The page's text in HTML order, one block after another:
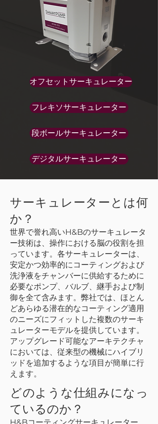
オフセットサーキュレーター
フレキソサーキュレーター
段ボールサーキュレーター
デジタルサーキュレーター
サーキュレーターとは何
か？
世界で誉れ高いH&Bのサーキュレータ
ー技術は、操作における脳の役割を担
っています。各サーキュレーターは、
安定かつ効率的にコーティングおよび
洗浄液をチャンバーに供給するために
必要なポンプ、バルブ、継手および制
御を全て含みます。弊社では、ほとん
どあらゆる潜在的なコーティング適用
のニーズにフィットした複数のサーキ
ュレーターモデルを提供しています。
アップグレード可能なアーキテクチャ
においては、従来型の機械にハイブリ
ッドを追加するような項目が簡単に行
えます。
どのような仕組みになっ
ているのか？